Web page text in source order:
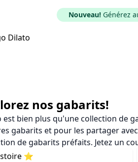
Nouveau! Générez
nos gabarits!
est bien plus qu'une collection de
gabarits et pour les partager
de gabarits préfaits. Jetez un
⭐️